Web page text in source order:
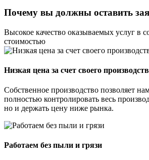
Почему вы должны оставить
Высокое качество оказываемых услуг в
стоимостью
Низкая цена за счет своего
Собственное производство позволяет
полностью контролировать весь
но и держать цену ниже рынка.
Работаем без пыли и грязи